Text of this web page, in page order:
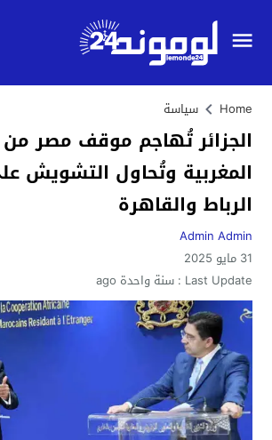
Home سياسة
الجزائر تُهاجم موقف مصر من
المغربية وتُحاول التشويش
الرباط والقاهرة
Admin Admin
31 مايو 2025
Last Update : سنة واحدة ago